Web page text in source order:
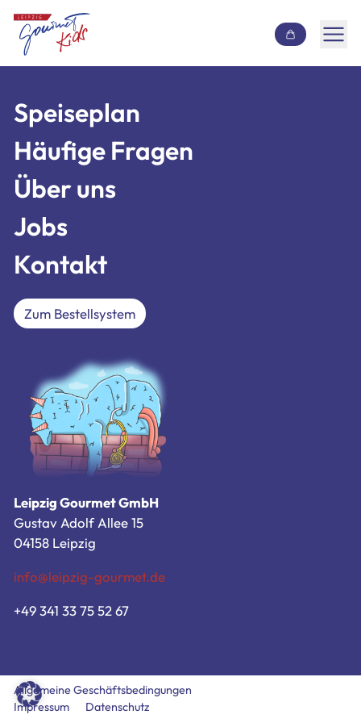
Inhalt überspringen
Häufige Fragen
Über uns
Jobs
Kontakt
Zum Bestellsystem
Allgemeine Geschäftsbedingungen
Impressum
Datenschutz
Speiseplan
Häufige Fragen
Über uns
Jobs
Kontakt
Zum Bestellsystem
Leipzig Gourmet GmbH
Gustav Adolf Allee 15
04158 Leipzig
info@leipzig-gourmet.de
+49 341 33 75 52 67
Allgemeine Geschäftsbedingungen
Impressum
Datenschutz